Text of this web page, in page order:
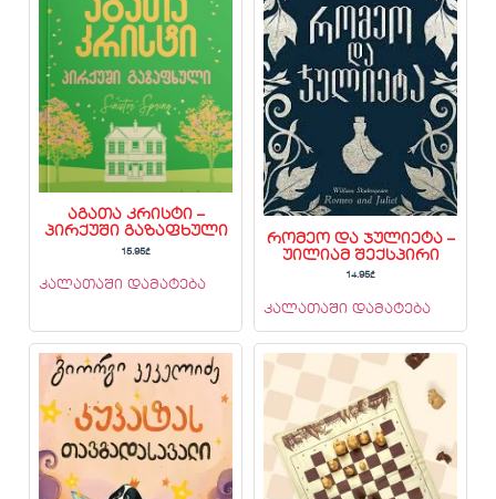
აგათა კრისტი –
პირქუში გაზაფხული
15.95₾
კალათაში დამატება
რომეო და ჯულიეტა –
უილიამ შექსპირი
14.95₾
კალათაში დამატება